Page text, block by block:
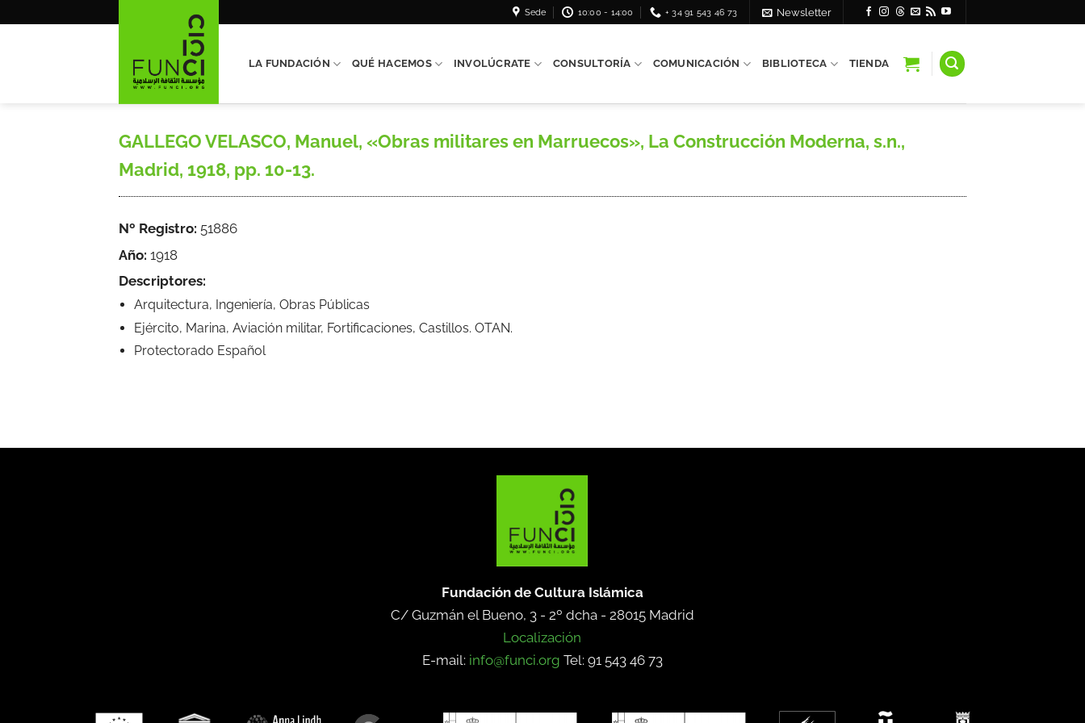
Sede 10:00 - 14:00 + 34 91 543 46 73 Newsletter
LA FUNDACIÓN QUÉ HACEMOS INVOLÚCRATE CONSULTORÍA COMUNICACIÓN BIBLIOTECA TIENDA
GALLEGO VELASCO, Manuel, «Obras militares en Marruecos», La Construcción Moderna, s.n.,
Madrid, 1918, pp. 10-13.
Nº Registro: 51886
Año: 1918
Descriptores:
Arquitectura, Ingeniería, Obras Públicas
Ejército, Marina, Aviación militar, Fortificaciones, Castillos. OTAN.
Protectorado Español
Fundación de Cultura Islámica
C/ Guzmán el Bueno, 3 - 2º dcha - 28015 Madrid
Localización
E-mail: info@funci.org Tel: 91 543 46 73